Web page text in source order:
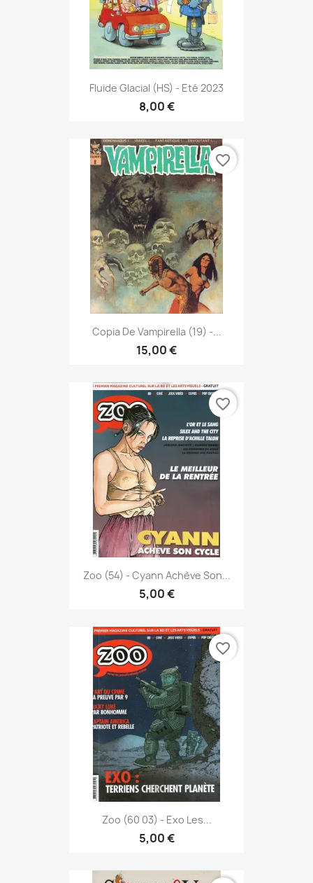
Fluide Glacial (HS) - Eté 2023
8,00 €
Copia De Vampirella (19) -...
15,00 €
favorite_border
Zoo (54) - Cyann Achève Son...
5,00 €
favorite_border
Zoo (60 03) - Exo Les...
5,00 €
favorite_border